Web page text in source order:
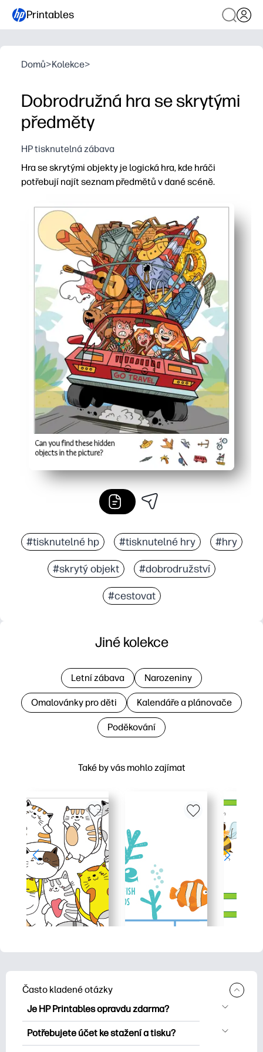
Printables
Domů>Kolekce>
Dobrodružná hra se skrytými
předměty
HP tisknutelná zábava
Hra se skrytými objekty je logická hra, kde hráči
potřebují najít seznam předmětů v dané scéně.
#tisknutelné hp #tisknutelné hry #hry
#skrytý objekt #dobrodružství
#cestovat
Také by vás mohlo zajímat
Jiné kolekce
Letní zábava Narozeniny
Omalovánky pro děti Kalendáře a plánovače
Poděkování
Často kladené otázky
Je HP Printables opravdu zdarma?
HP Printables nabízí více než 2500
bezplatných tisknutelných položek ke
Potřebujete účet ke stažení a tisku?